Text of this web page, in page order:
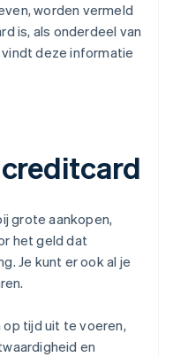
worden vermeld
is, als onderdeel van
vindt deze informatie
grote aankopen,
het geld dat
Je kunt er ook al je
tijd uit te voeren,
en